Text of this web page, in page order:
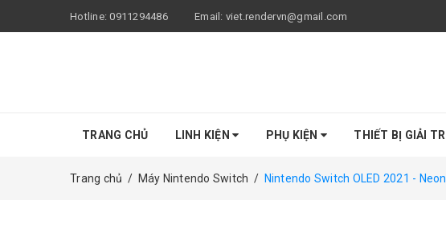
Hotline:0911294486 Email: viet.rendervn@gmail.com
TRANG CHỦ LINH KIỆN PHỤ KIỆN THIẾT BỊ GIẢI TRÍ
Trang chủ / Máy Nintendo Switch / Nintendo Switch OLED 2021 - Neon